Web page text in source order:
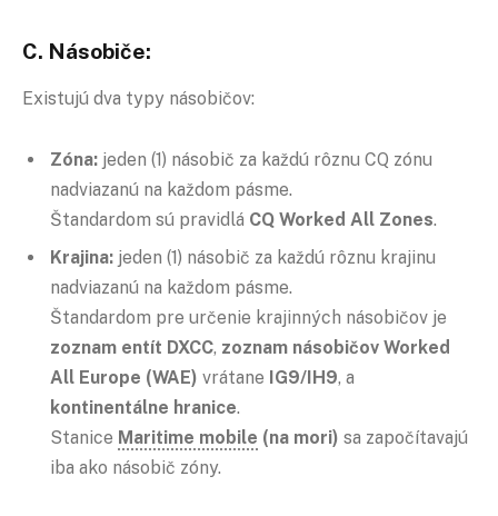
C. Násobiče:
Existujú dva typy násobičov:
Zóna: jeden (1) násobič za každú rôznu CQ zónu
nadviazanú na každom pásme.
Štandardom sú pravidlá CQ Worked All Zones.
Krajina: jeden (1) násobič za každú rôznu krajinu
nadviazanú na každom pásme.
Štandardom pre určenie krajinných násobičov je
zoznam entít DXCC, zoznam násobičov Worked
All Europe (WAE) vrátane IG9/IH9, a
kontinentálne hranice.
Stanice Maritime mobile (na mori) sa započítavajú
iba ako násobič zóny.